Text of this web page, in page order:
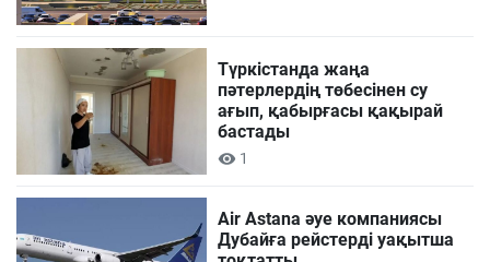
Түркістанда жаңа
пәтерлердің төбесінен су
ағып, қабырғасы қақырай
бастады
1
Air Astana әуе компаниясы
Дубайға рейстерді уақытша